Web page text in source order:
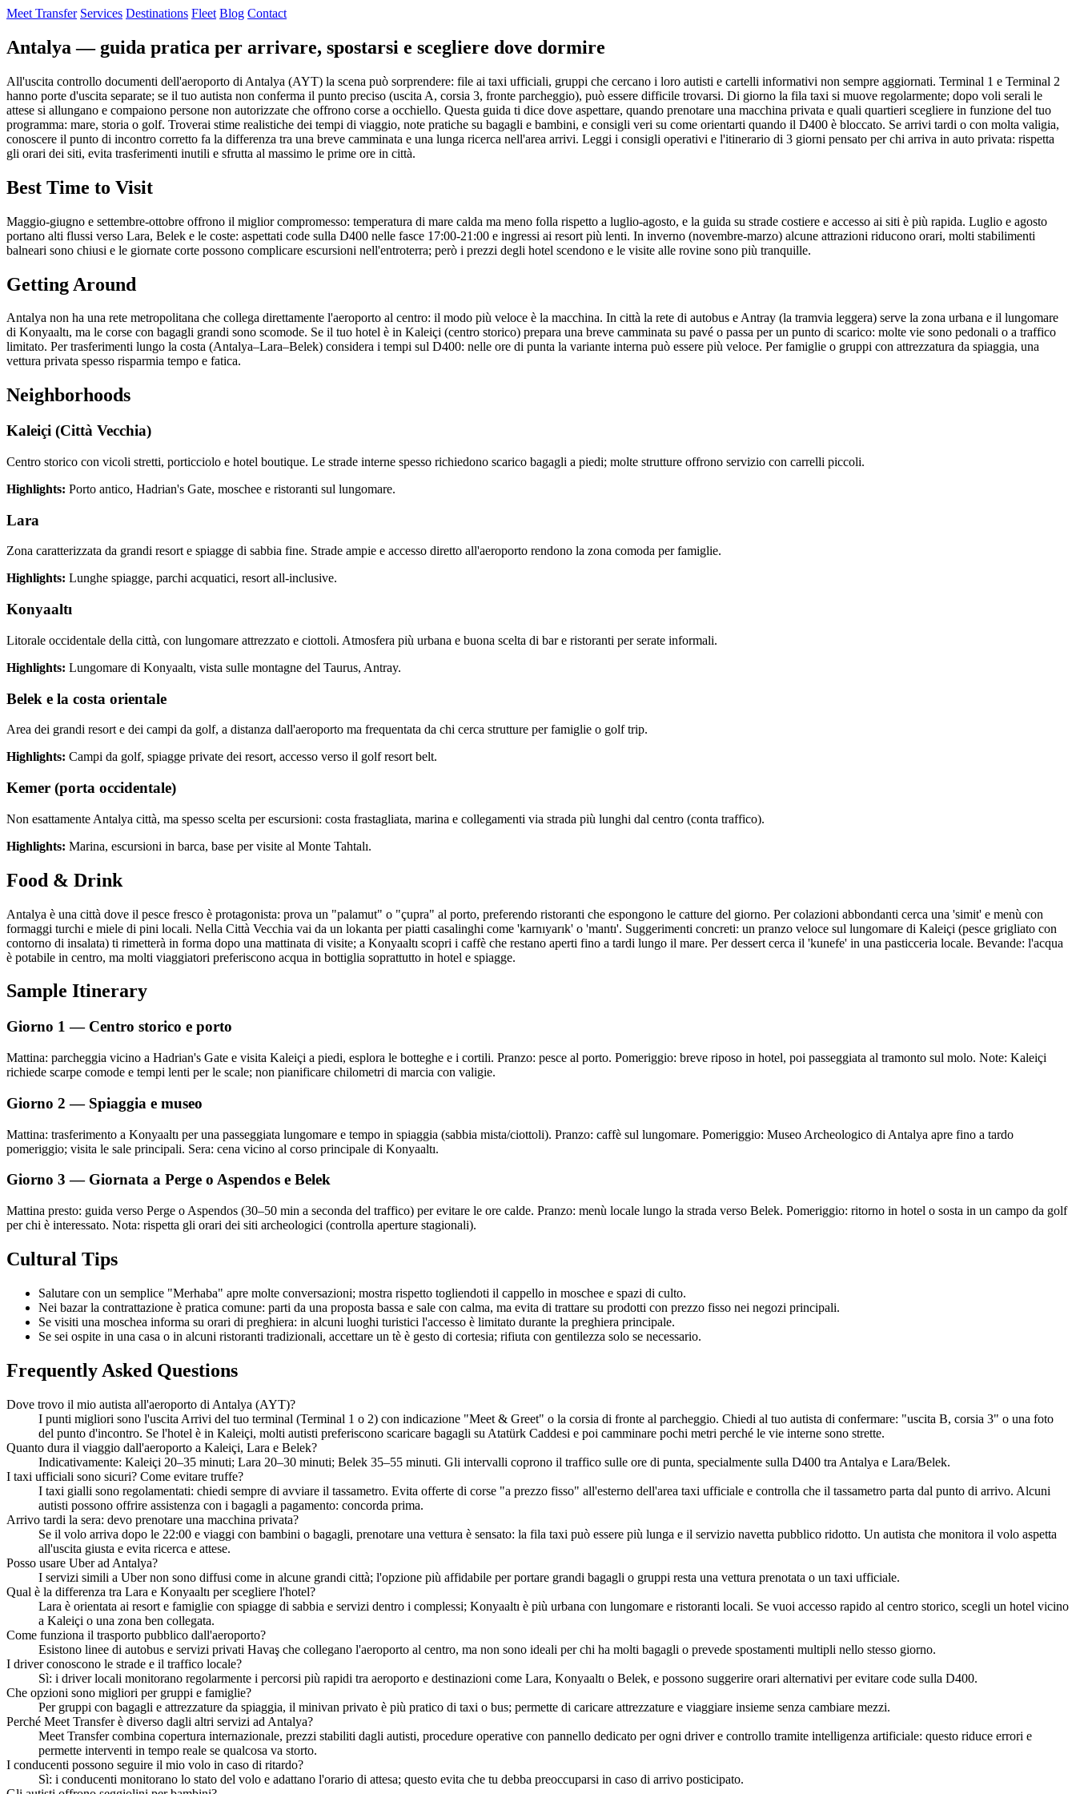
Meet Transfer Services Destinations Fleet Blog Contact
Antalya — guida pratica per arrivare, spostarsi e scegliere dove dormire
All'uscita controllo documenti dell'aeroporto di Antalya (AYT) la scena può sorprendere: file ai taxi ufficiali, gruppi che cercano i loro autisti e cartelli informativi non sempre aggiornati. Terminal 1 e Terminal 2
hanno porte d'uscita separate; se il tuo autista non conferma il punto preciso (uscita A, corsia 3, fronte parcheggio), può essere difficile trovarsi. Di giorno la fila taxi si muove regolarmente; dopo voli serali le
attese si allungano e compaiono persone non autorizzate che offrono corse a occhiello. Questa guida ti dice dove aspettare, quando prenotare una macchina privata e quali quartieri scegliere in funzione del tuo
programma: mare, storia o golf. Troverai stime realistiche dei tempi di viaggio, note pratiche su bagagli e bambini, e consigli veri su come orientarti quando il D400 è bloccato. Se arrivi tardi o con molta valigia,
conoscere il punto di incontro corretto fa la differenza tra una breve camminata e una lunga ricerca nell'area arrivi. Leggi i consigli operativi e l'itinerario di 3 giorni pensato per chi arriva in auto privata: rispetta
gli orari dei siti, evita trasferimenti inutili e sfrutta al massimo le prime ore in città.
Best Time to Visit
Maggio-giugno e settembre-ottobre offrono il miglior compromesso: temperatura di mare calda ma meno folla rispetto a luglio-agosto, e la guida su strade costiere e accesso ai siti è più rapida. Luglio e agosto
portano alti flussi verso Lara, Belek e le coste: aspettati code sulla D400 nelle fasce 17:00-21:00 e ingressi ai resort più lenti. In inverno (novembre-marzo) alcune attrazioni riducono orari, molti stabilimenti
balneari sono chiusi e le giornate corte possono complicare escursioni nell'entroterra; però i prezzi degli hotel scendono e le visite alle rovine sono più tranquille.
Getting Around
Antalya non ha una rete metropolitana che collega direttamente l'aeroporto al centro: il modo più veloce è la macchina. In città la rete di autobus e Antray (la tramvia leggera) serve la zona urbana e il lungomare
di Konyaaltı, ma le corse con bagagli grandi sono scomode. Se il tuo hotel è in Kaleiçi (centro storico) prepara una breve camminata su pavé o passa per un punto di scarico: molte vie sono pedonali o a traffico
limitato. Per trasferimenti lungo la costa (Antalya–Lara–Belek) considera i tempi sul D400: nelle ore di punta la variante interna può essere più veloce. Per famiglie o gruppi con attrezzatura da spiaggia, una
vettura privata spesso risparmia tempo e fatica.
Neighborhoods
Kaleiçi (Città Vecchia)
Centro storico con vicoli stretti, porticciolo e hotel boutique. Le strade interne spesso richiedono scarico bagagli a piedi; molte strutture offrono servizio con carrelli piccoli.
Highlights: Porto antico, Hadrian's Gate, moschee e ristoranti sul lungomare.
Lara
Zona caratterizzata da grandi resort e spiagge di sabbia fine. Strade ampie e accesso diretto all'aeroporto rendono la zona comoda per famiglie.
Highlights: Lunghe spiagge, parchi acquatici, resort all-inclusive.
Konyaaltı
Litorale occidentale della città, con lungomare attrezzato e ciottoli. Atmosfera più urbana e buona scelta di bar e ristoranti per serate informali.
Highlights: Lungomare di Konyaaltı, vista sulle montagne del Taurus, Antray.
Belek e la costa orientale
Area dei grandi resort e dei campi da golf, a distanza dall'aeroporto ma frequentata da chi cerca strutture per famiglie o golf trip.
Highlights: Campi da golf, spiagge private dei resort, accesso verso il golf resort belt.
Kemer (porta occidentale)
Non esattamente Antalya città, ma spesso scelta per escursioni: costa frastagliata, marina e collegamenti via strada più lunghi dal centro (conta traffico).
Highlights: Marina, escursioni in barca, base per visite al Monte Tahtalı.
Food & Drink
Antalya è una città dove il pesce fresco è protagonista: prova un "palamut" o "çupra" al porto, preferendo ristoranti che espongono le catture del giorno. Per colazioni abbondanti cerca una 'simit' e menù con
formaggi turchi e miele di pini locali. Nella Città Vecchia vai da un lokanta per piatti casalinghi come 'karnıyarık' o 'mantı'. Suggerimenti concreti: un pranzo veloce sul lungomare di Kaleiçi (pesce grigliato con
contorno di insalata) ti rimetterà in forma dopo una mattinata di visite; a Konyaaltı scopri i caffè che restano aperti fino a tardi lungo il mare. Per dessert cerca il 'kunefe' in una pasticceria locale. Bevande: l'acqua
è potabile in centro, ma molti viaggiatori preferiscono acqua in bottiglia soprattutto in hotel e spiagge.
Sample Itinerary
Giorno 1 — Centro storico e porto
Mattina: parcheggia vicino a Hadrian's Gate e visita Kaleiçi a piedi, esplora le botteghe e i cortili. Pranzo: pesce al porto. Pomeriggio: breve riposo in hotel, poi passeggiata al tramonto sul molo. Note: Kaleiçi
richiede scarpe comode e tempi lenti per le scale; non pianificare chilometri di marcia con valigie.
Giorno 2 — Spiaggia e museo
Mattina: trasferimento a Konyaaltı per una passeggiata lungomare e tempo in spiaggia (sabbia mista/ciottoli). Pranzo: caffè sul lungomare. Pomeriggio: Museo Archeologico di Antalya apre fino a tardo
pomeriggio; visita le sale principali. Sera: cena vicino al corso principale di Konyaaltı.
Giorno 3 — Giornata a Perge o Aspendos e Belek
Mattina presto: guida verso Perge o Aspendos (30–50 min a seconda del traffico) per evitare le ore calde. Pranzo: menù locale lungo la strada verso Belek. Pomeriggio: ritorno in hotel o sosta in un campo da golf
per chi è interessato. Nota: rispetta gli orari dei siti archeologici (controlla aperture stagionali).
Cultural Tips
Salutare con un semplice "Merhaba" apre molte conversazioni; mostra rispetto togliendoti il cappello in moschee e spazi di culto.
Nei bazar la contrattazione è pratica comune: parti da una proposta bassa e sale con calma, ma evita di trattare su prodotti con prezzo fisso nei negozi principali.
Se visiti una moschea informa su orari di preghiera: in alcuni luoghi turistici l'accesso è limitato durante la preghiera principale.
Se sei ospite in una casa o in alcuni ristoranti tradizionali, accettare un tè è gesto di cortesia; rifiuta con gentilezza solo se necessario.
Frequently Asked Questions
Dove trovo il mio autista all'aeroporto di Antalya (AYT)?
I punti migliori sono l'uscita Arrivi del tuo terminal (Terminal 1 o 2) con indicazione "Meet & Greet" o la corsia di fronte al parcheggio. Chiedi al tuo autista di confermare: "uscita B, corsia 3" o una foto
del punto d'incontro. Se l'hotel è in Kaleiçi, molti autisti preferiscono scaricare bagagli su Atatürk Caddesi e poi camminare pochi metri perché le vie interne sono strette.
Quanto dura il viaggio dall'aeroporto a Kaleiçi, Lara e Belek?
Indicativamente: Kaleiçi 20–35 minuti; Lara 20–30 minuti; Belek 35–55 minuti. Gli intervalli coprono il traffico sulle ore di punta, specialmente sulla D400 tra Antalya e Lara/Belek.
I taxi ufficiali sono sicuri? Come evitare truffe?
I taxi gialli sono regolamentati: chiedi sempre di avviare il tassametro. Evita offerte di corse "a prezzo fisso" all'esterno dell'area taxi ufficiale e controlla che il tassametro parta dal punto di arrivo. Alcuni
autisti possono offrire assistenza con i bagagli a pagamento: concorda prima.
Arrivo tardi la sera: devo prenotare una macchina privata?
Se il volo arriva dopo le 22:00 e viaggi con bambini o bagagli, prenotare una vettura è sensato: la fila taxi può essere più lunga e il servizio navetta pubblico ridotto. Un autista che monitora il volo aspetta
all'uscita giusta e evita ricerca e attese.
Posso usare Uber ad Antalya?
I servizi simili a Uber non sono diffusi come in alcune grandi città; l'opzione più affidabile per portare grandi bagagli o gruppi resta una vettura prenotata o un taxi ufficiale.
Qual è la differenza tra Lara e Konyaaltı per scegliere l'hotel?
Lara è orientata ai resort e famiglie con spiagge di sabbia e servizi dentro i complessi; Konyaaltı è più urbana con lungomare e ristoranti locali. Se vuoi accesso rapido al centro storico, scegli un hotel vicino
a Kaleiçi o una zona ben collegata.
Come funziona il trasporto pubblico dall'aeroporto?
Esistono linee di autobus e servizi privati Havaş che collegano l'aeroporto al centro, ma non sono ideali per chi ha molti bagagli o prevede spostamenti multipli nello stesso giorno.
I driver conoscono le strade e il traffico locale?
Sì: i driver locali monitorano regolarmente i percorsi più rapidi tra aeroporto e destinazioni come Lara, Konyaaltı o Belek, e possono suggerire orari alternativi per evitare code sulla D400.
Che opzioni sono migliori per gruppi e famiglie?
Per gruppi con bagagli e attrezzature da spiaggia, il minivan privato è più pratico di taxi o bus; permette di caricare attrezzature e viaggiare insieme senza cambiare mezzi.
Perché Meet Transfer è diverso dagli altri servizi ad Antalya?
Meet Transfer combina copertura internazionale, prezzi stabiliti dagli autisti, procedure operative con pannello dedicato per ogni driver e controllo tramite intelligenza artificiale: questo riduce errori e
permette interventi in tempo reale se qualcosa va storto.
I conducenti possono seguire il mio volo in caso di ritardo?
Sì: i conducenti monitorano lo stato del volo e adattano l'orario di attesa; questo evita che tu debba preoccuparsi in caso di arrivo posticipato.